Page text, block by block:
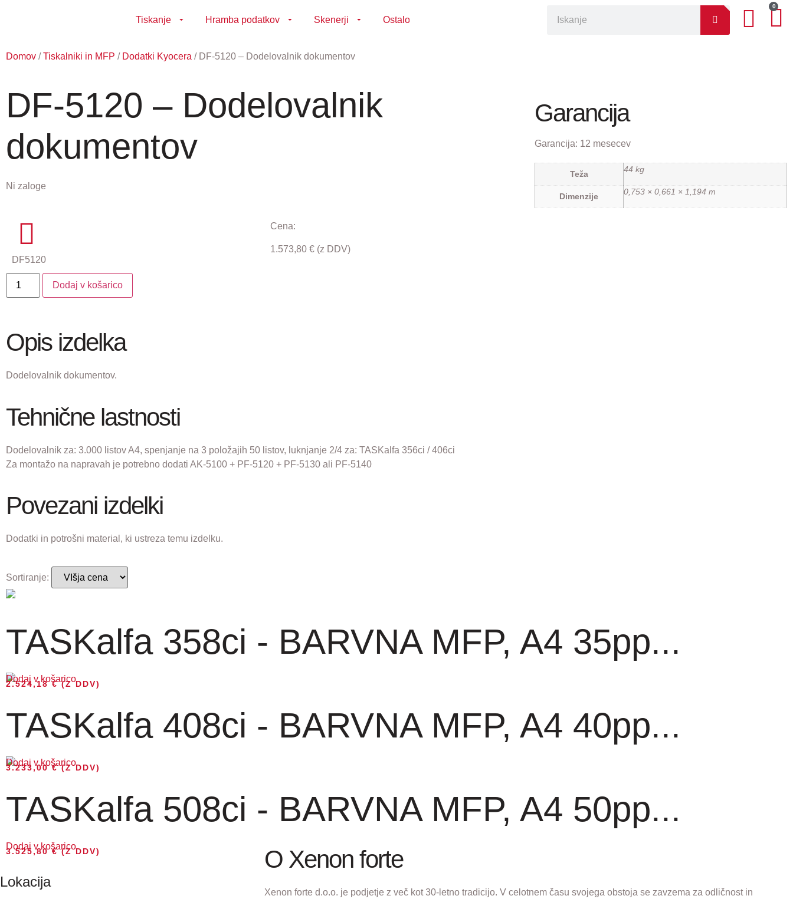
Tiskanje Hramba podatkov Skenerji Ostalo
0
Domov /Tiskalniki in MFP / Dodatki Kyocera / DF-5120 – Dodelovalnik dokumentov
DF-5120 – Dodelovalnik
dokumentov
Ni zaloge
DF5120
Cena:
1.573,80 €(z DDV)
Dodaj v košarico
Opis izdelka
Dodelovalnik dokumentov.
Tehnične lastnosti
Dodelovalnik za: 3.000 listov A4, spenjanje na 3 položajih 50 listov, luknjanje 2/4 za: TASKalfa 356ci / 406ci
Za montažo na napravah je potrebno dodati AK-5100 + PF-5120 + PF-5130 ali PF-5140
Garancija
Garancija: 12 mesecev
Teža 44 kg
Dimenzije 0,753 × 0,661 × 1,194 m
Povezani izdelki
Dodatki in potrošni material, ki ustreza temu izdelku.
Sortiranje:
TASKalfa 358ci - BARVNA MFP, A4 35pp...
2.524,18€(Z DDV)
Dodaj v košarico
TASKalfa 408ci - BARVNA MFP, A4 40pp...
3.233,00€(Z DDV)
Dodaj v košarico
TASKalfa 508ci - BARVNA MFP, A4 50pp...
3.525,80€(Z DDV)
Dodaj v košarico
Lokacija
O Xenon forte
Xenon forte d.o.o. je podjetje z več kot 30-letno tradicijo. V celotnem času svojega obstoja se zavzema za odličnost in